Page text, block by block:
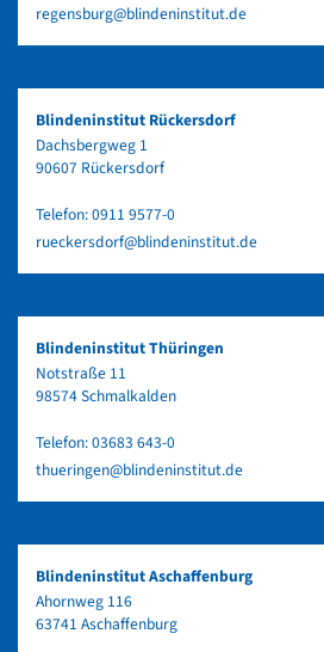
regensburg@blindeninstitut.de
Blindeninstitut Rückersdorf
Dachsbergweg 1
90607 Rückersdorf
Telefon:0911 9577-0
rueckersdorf@blindeninstitut.de
Blindeninstitut Thüringen
Notstraße 11
98574 Schmalkalden
Telefon:03683 643-0
thueringen@blindeninstitut.de
Blindeninstitut Aschaffenburg
Ahornweg 116
63741 Aschaffenburg